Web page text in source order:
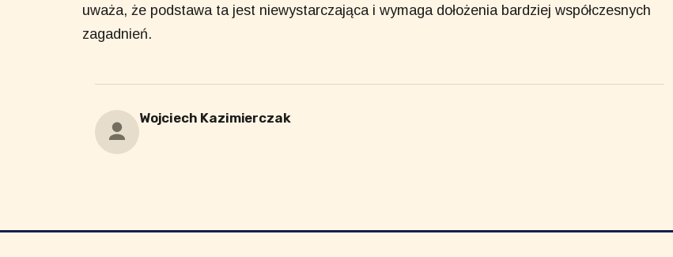
uważa, że podstawa ta jest niewystarczająca i wymaga dołożenia bardziej współczesnych
zagadnień.
Wojciech Kazimierczak